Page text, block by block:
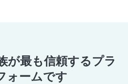
が最も信頼するプラ
ォームです